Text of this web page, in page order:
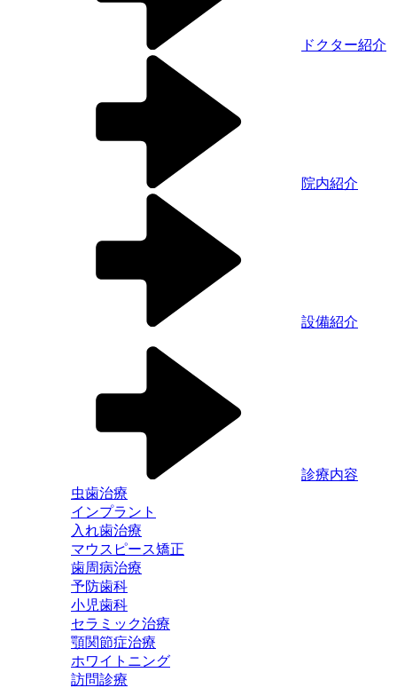
ドクター紹介
院内紹介
設備紹介
診療内容
虫歯治療
インプラント
入れ歯治療
マウスピース矯正
歯周病治療
予防歯科
小児歯科
セラミック治療
顎関節症治療
ホワイトニング
訪問診療